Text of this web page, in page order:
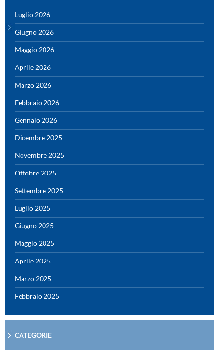
Luglio 2026
Giugno 2026
Maggio 2026
Aprile 2026
Marzo 2026
Febbraio 2026
Gennaio 2026
Dicembre 2025
Novembre 2025
Ottobre 2025
Settembre 2025
Luglio 2025
Giugno 2025
Maggio 2025
Aprile 2025
Marzo 2025
Febbraio 2025
CATEGORIE